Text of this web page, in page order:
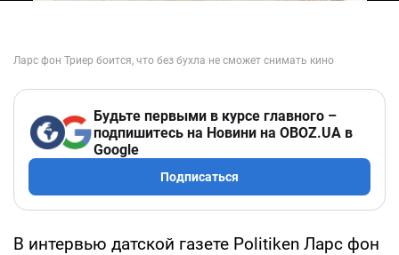
Будьте первыми в курсе главного –
подпишитесь на Новини на OBOZ.UA в
Google
Подписаться
В интервью датской газете Politiken Ларс фон